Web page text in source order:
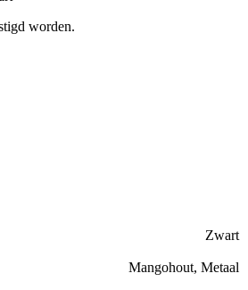
worden.
Zwart
Mangohout, Metaal